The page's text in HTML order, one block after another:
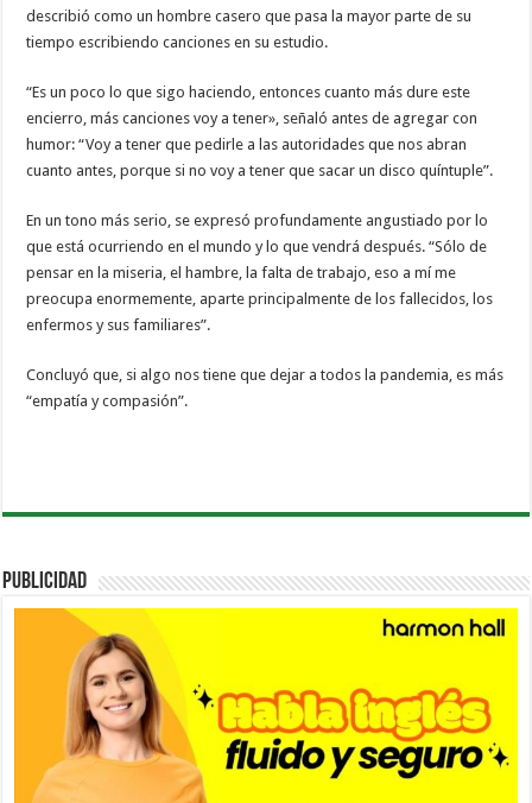
describió como un hombre casero que pasa la mayor parte de su
tiempo escribiendo canciones en su estudio.
“Es un poco lo que sigo haciendo, entonces cuanto más dure este
encierro, más canciones voy a tener», señaló antes de agregar con
humor: “Voy a tener que pedirle a las autoridades que nos abran
cuanto antes, porque si no voy a tener que sacar un disco quíntuple”.
En un tono más serio, se expresó profundamente angustiado por lo
que está ocurriendo en el mundo y lo que vendrá después. “Sólo de
pensar en la miseria, el hambre, la falta de trabajo, eso a mí me
preocupa enormemente, aparte principalmente de los fallecidos, los
enfermos y sus familiares”.
Concluyó que, si algo nos tiene que dejar a todos la pandemia, es más
“empatía y compasión”.
PUBLICIDAD